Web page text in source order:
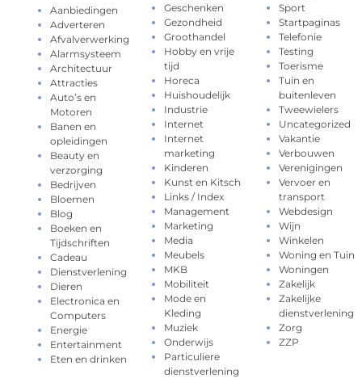
Aanbiedingen
Adverteren
Afvalverwerking
Alarmsysteem
Architectuur
Attracties
Auto’s en
Motoren
Banen en
opleidingen
Beauty en
verzorging
Bedrijven
Bloemen
Blog
Boeken en
Tijdschriften
Cadeau
Dienstverlening
Dieren
Electronica en
Computers
Energie
Entertainment
Eten en drinken
Geschenken
Gezondheid
Groothandel
Hobby en vrije
tijd
Horeca
Huishoudelijk
Industrie
Internet
Internet
marketing
Kinderen
Kunst en Kitsch
Links / Index
Management
Marketing
Media
Meubels
MKB
Mobiliteit
Mode en
Kleding
Muziek
Onderwijs
Particuliere
dienstverlening
Sport
Startpaginas
Telefonie
Testing
Toerisme
Tuin en
buitenleven
Tweewielers
Uncategorized
Vakantie
Verbouwen
Verenigingen
Vervoer en
transport
Webdesign
Wijn
Winkelen
Woning en Tuin
Woningen
Zakelijk
Zakelijke
dienstverlening
Zorg
ZZP